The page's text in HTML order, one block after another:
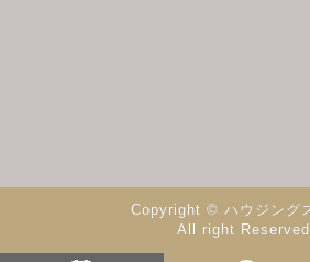
Copyright © ハウジング
All right